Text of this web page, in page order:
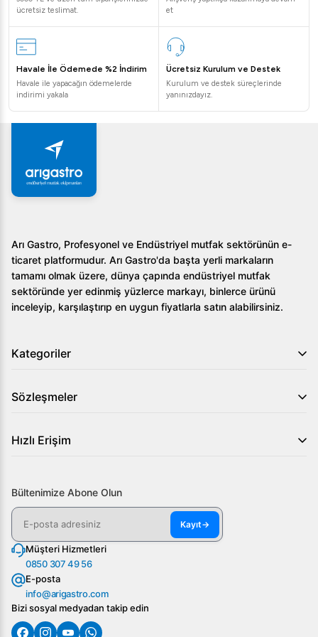
kullanılabilir, böylece mutfakta çok yönlü çözümler sunar.
Montajı zor mu?
Hayır, kesici disk oldukça basit bir montaj sistemine
sahiptir. Kullanıcı kılavuzunda yer alan adımları takip ederek
Paslanmaz çelikten imal edilen bu disk, düzenli temizleme
ve kurutma ile uzun ömürlü kullanıma uygundur. Kullanım
sonrasında yiyecek kalıntılarının kalmamasına özen
Robot Coupe Parmesan Kesici Disk ile mutfak işleriniz hiç
olmadığı kadar verimli ve hızlı hale gelecek. Arıgastro'nun
profesyonel çözümlerine göz atarak siz de işletmenizde
fark yaratabilirsiniz. Sert peynirlerinizi kısa sürede dilimleyin
ve mutfak işleyişinizi hızlandırın!
ücretsiz teslimat.
et
Havale İle Ödemede %2 İndirim
Havale ile yapacağın ödemelerde
indirimi yakala
Ücretsiz Kurulum ve Destek
Kurulum ve destek süreçlerinde
yanınızdayız.
Arı Gastro, Profesyonel ve Endüstriyel mutfak sektörünün e-
ticaret platformudur. Arı Gastro'da başta yerli markaların
tamamı olmak üzere, dünya çapında endüstriyel mutfak
sektöründe yer edinmiş yüzlerce markayı, binlerce ürünü
inceleyip, karşılaştırıp en uygun fiyatlarla satın alabilirsiniz.
Kategoriler
Sözleşmeler
Hızlı Erişim
Bültenimize Abone Olun
Kayıt→
Müşteri Hizmetleri
0850 307 49 56
E-posta
info@arigastro.com
Bizi sosyal medyadan takip edin